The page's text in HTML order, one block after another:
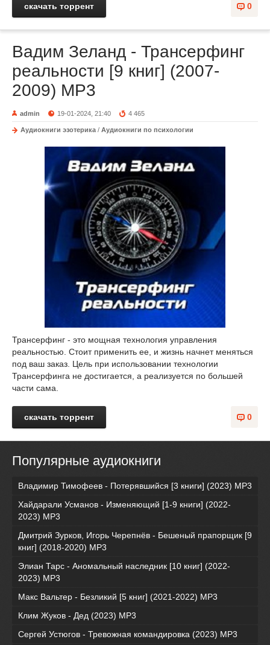
0
скачать торрент
Вадим Зеланд - Трансерфинг
реальности [9 книг] (2007-
2009) МР3
admin 19-01-2024, 21:40 4 465
Аудиокниги эзотерика / Аудиокниги по психологии
Трансерфинг - это мощная технология управления
реальностью. Стоит применить ее, и жизнь начнет меняться
под ваш заказ. Цель при использовании технологии
Трансерфинга не достигается, а реализуется по большей
части сама.
0
скачать торрент
Популярные аудиокниги
Владимир Тимофеев - Потерявшийся [3 книги] (2023) МР3
Хайдарали Усманов - Изменяющий [1-9 книги] (2022-
2023) МР3
Дмитрий Зурков, Игорь Черепнёв - Бешеный прапорщик [9
книг] (2018-2020) МР3
Элиан Тарс - Аномальный наследник [10 книг] (2022-
2023) MP3
Макс Вальтер - Безликий [5 книг] (2021-2022) МР3
Клим Жуков - Дед (2023) MP3
Сергей Устюгов - Тревожная командировка (2023) МР3